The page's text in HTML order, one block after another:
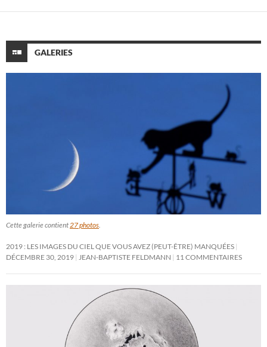
GALERIES
Cette galerie contient 27 photos
2019 : LES IMAGES DU CIEL QUE VOUS AVEZ (PEUT-ÊTRE) MANQUÉES
DÉCEMBRE 30, 2019
JEAN-BAPTISTE FELDMANN 11 COMMENTAIRES